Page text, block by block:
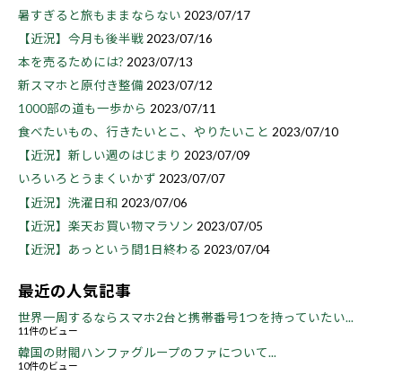
暑すぎると旅もままならない 2023/07/17
【近況】今月も後半戦 2023/07/16
本を売るためには? 2023/07/13
新スマホと原付き整備 2023/07/12
1000部の道も一歩から 2023/07/11
食べたいもの、行きたいとこ、やりたいこと 2023/07/10
【近況】新しい週のはじまり 2023/07/09
いろいろとうまくいかず 2023/07/07
【近況】洗濯日和 2023/07/06
【近況】楽天お買い物マラソン 2023/07/05
【近況】あっという間1日終わる 2023/07/04
最近の人気記事
世界一周するならスマホ2台と携帯番号1つを持っていたい...
11件のビュー
韓国の財閥ハンファグループのファについて...
10件のビュー